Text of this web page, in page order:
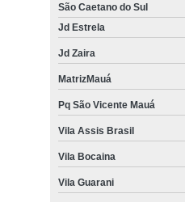
São Caetano do Sul
Jd Estrela
Jd Zaira
MatrizMauá
Pq São Vicente Mauá
Vila Assis Brasil
Vila Bocaina
Vila Guarani